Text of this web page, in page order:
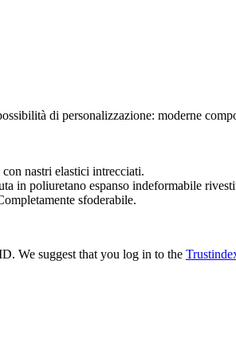
di personalizzazione: moderne
nastri elastici intrecciati.
in poliuretano espanso indeformabile
sfoderabile.
We suggest that you log in to the